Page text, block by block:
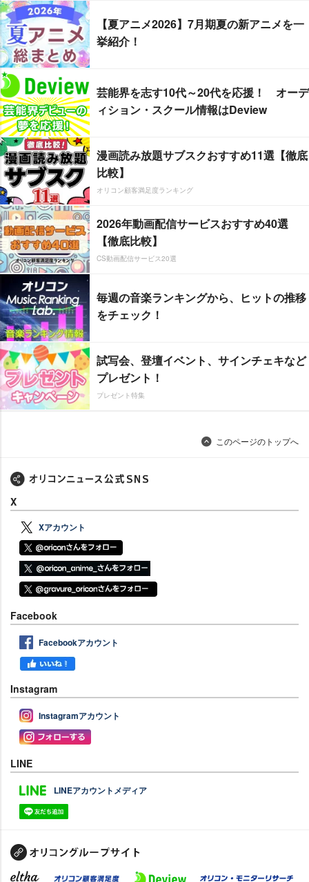
【夏アニメ2026】7月期夏の新アニメを一
挙紹介！
芸能界を志す10代～20代を応援！ オーデ
ィション・スクール情報はDeview
漫画読み放題サブスクおすすめ11選【徹底
比較】
オリコン顧客満足度ランキング
2026年動画配信サービスおすすめ40選
【徹底比較】
CS動画配信サービス20選
毎週の音楽ランキングから、ヒットの推移
をチェック！
試写会、登壇イベント、サインチェキなど
プレゼント！
プレゼント特集
このページのトップへ
X
Xアカウント
Facebook
Facebookアカウント
Instagram
Instagramアカウント
LINE
LINEアカウントメディア